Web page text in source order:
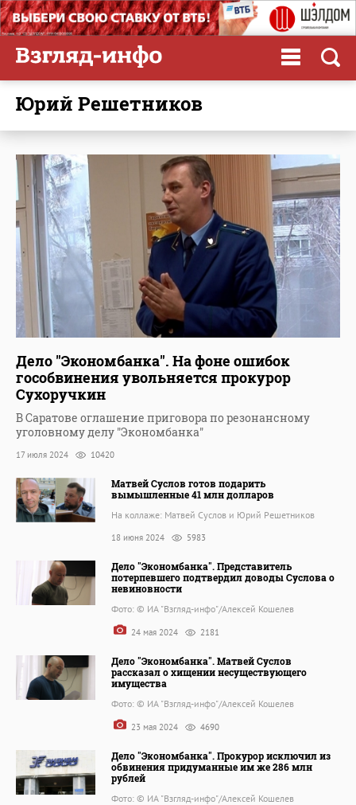
Юрий Решетников
Дело "Экономбанка". На фоне ошибок
гособвинения увольняется прокурор
Сухоручкин
В Саратове оглашение приговора по резонансному
уголовному делу "Экономбанка"
17 июля 2024 10420
Матвей Суслов готов подарить
вымышленные 41 млн долларов
На коллаже: Матвей Суслов и Юрий Решетников
18 июня 2024 5983
Дело "Экономбанка". Представитель
потерпевшего подтвердил доводы Суслова о
невиновности
Фото: © ИА "Взгляд-инфо"/Алексей Кошелев
24 мая 2024 2181
Дело "Экономбанка". Матвей Суслов
рассказал о хищении несуществующего
имущества
Фото: © ИА "Взгляд-инфо"/Алексей Кошелев
23 мая 2024 4690
Дело "Экономбанка". Прокурор исключил из
обвинения придуманные им же 286 млн
рублей
Фото: © ИА "Взгляд-инфо"/Алексей Кошелев